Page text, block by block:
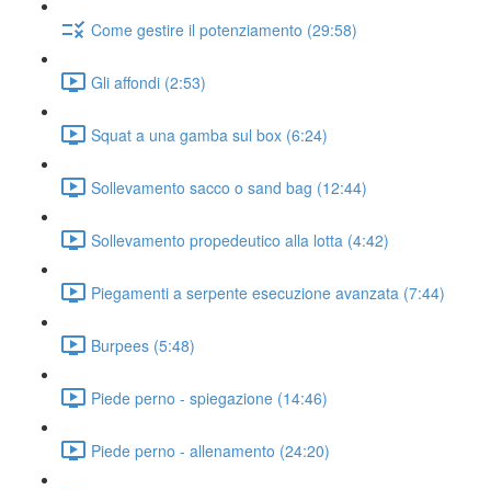
Come gestire il potenziamento (29:58)
Gli affondi (2:53)
Squat a una gamba sul box (6:24)
Sollevamento sacco o sand bag (12:44)
Sollevamento propedeutico alla lotta (4:42)
Piegamenti a serpente esecuzione avanzata (7:44)
Burpees (5:48)
Piede perno - spiegazione (14:46)
Piede perno - allenamento (24:20)